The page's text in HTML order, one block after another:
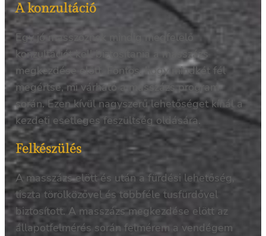
A konzultáció
Egy jó masszőznek mindig megfelelő
konzultációt kell biztosítania a masszázs
megkezdése előtt. Fontos, hogy mindkét fél
megértse, mi várható a masszázs program
során. Ezen kívül nagyszerű lehetőséget kínál a
kezdeti esetleges feszültség oldására.
Felkészülés
A masszázs elött és után a fürdési lehetőség,
tiszta törölközővel és többféle tusfürdővel
biztosított. A masszázs megkezdése elött az
állapotfelmérés során felmérem a vendégem